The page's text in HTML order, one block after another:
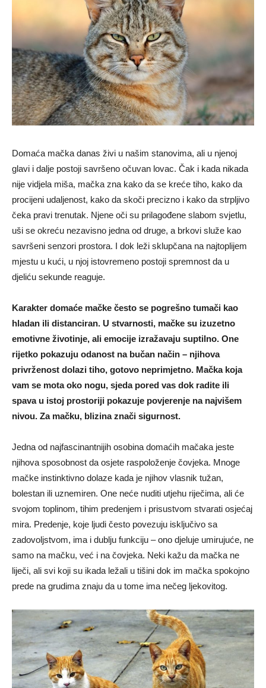
Domaća mačka danas živi u našim stanovima, ali u njenoj
glavi i dalje postoji savršeno očuvan lovac. Čak i kada nikada
nije vidjela miša, mačka zna kako da se kreće tiho, kako da
procijeni udaljenost, kako da skoči precizno i kako da strpljivo
čeka pravi trenutak. Njene oči su prilagođene slabom svjetlu,
uši se okreću nezavisno jedna od druge, a brkovi služe kao
savršeni senzori prostora. I dok leži sklupčana na najtoplijem
mjestu u kući, u njoj istovremeno postoji spremnost da u
djeliću sekunde reaguje.
Karakter domaće mačke često se pogrešno tumači kao
hladan ili distanciran. U stvarnosti, mačke su izuzetno
emotivne životinje, ali emocije izražavaju suptilno. One
rijetko pokazuju odanost na bučan način – njihova
privrženost dolazi tiho, gotovo neprimjetno. Mačka koja
vam se mota oko nogu, sjeda pored vas dok radite ili
spava u istoj prostoriji pokazuje povjerenje na najvišem
nivou. Za mačku, blizina znači sigurnost.
Jedna od najfascinantnijih osobina domaćih mačaka jeste
njihova sposobnost da osjete raspoloženje čovjeka. Mnoge
mačke instinktivno dolaze kada je njihov vlasnik tužan,
bolestan ili uznemiren. One neće nuditi utjehu riječima, ali će
svojom toplinom, tihim predenjem i prisustvom stvarati osjećaj
mira. Predenje, koje ljudi često povezuju isključivo sa
zadovoljstvom, ima i dublju funkciju – ono djeluje umirujuće, ne
samo na mačku, već i na čovjeka. Neki kažu da mačka ne
liječi, ali svi koji su ikada ležali u tišini dok im mačka spokojno
prede na grudima znaju da u tome ima nečeg ljekovitog.